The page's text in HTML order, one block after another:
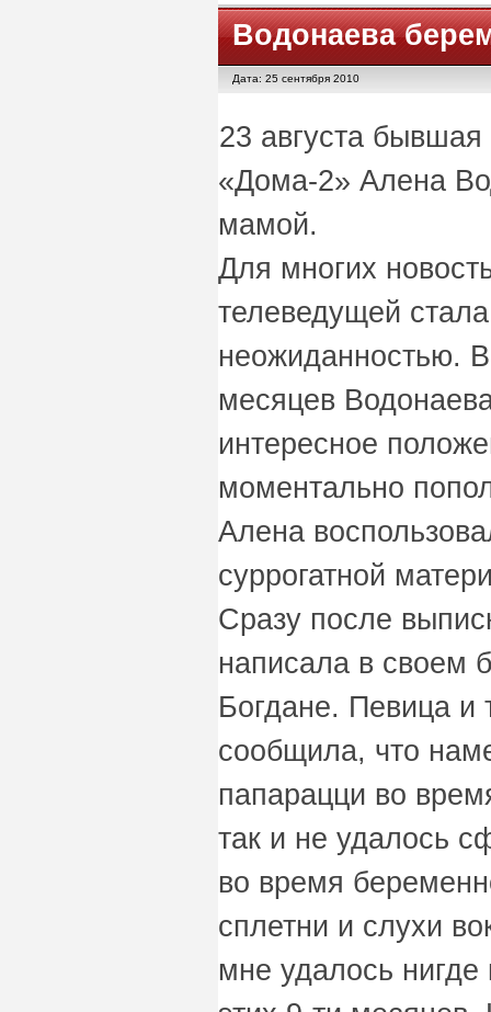
Водонаева
Дата: 25 сентября 2010
23 августа
«Дома-2» Алена
мамой.
Для многих
телеведущей
неожиданностью.
месяцев
интересное
моментально
Алена
суррогатной
Сразу после
написала в своем
Богдане. Певица и
сообщила, что
папарацци во
так и не удалось
во время
сплетни и слухи
мне удалось нигде